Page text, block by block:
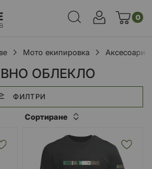
0
Мото екипировка Аксесоари
ОБЛЕКЛО
ФИЛТРИ
Сортиране